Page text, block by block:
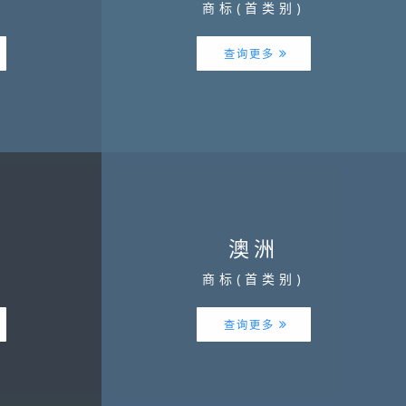
商标(首类别)
查询更多
澳洲
商标(首类别)
查询更多